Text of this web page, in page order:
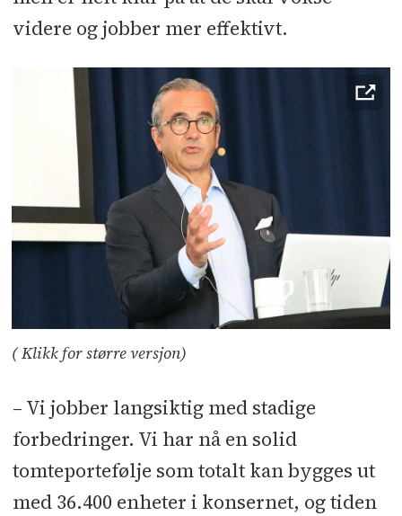
videre og jobber mer effektivt.
( Klikk for større versjon)
– Vi jobber langsiktig med stadige
forbedringer. Vi har nå en solid
tomteportefølje som totalt kan bygges ut
med 36.400 enheter i konsernet, og tiden